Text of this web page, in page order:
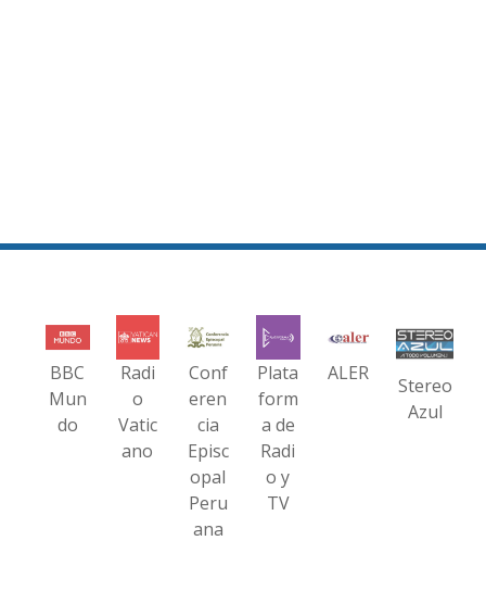
BBC
Mun
do
Radi
o
Vatic
ano
Conf
eren
cia
Episc
opal
Peru
ana
Plata
form
a de
Radi
o y
TV
ALER
Stereo
Azul